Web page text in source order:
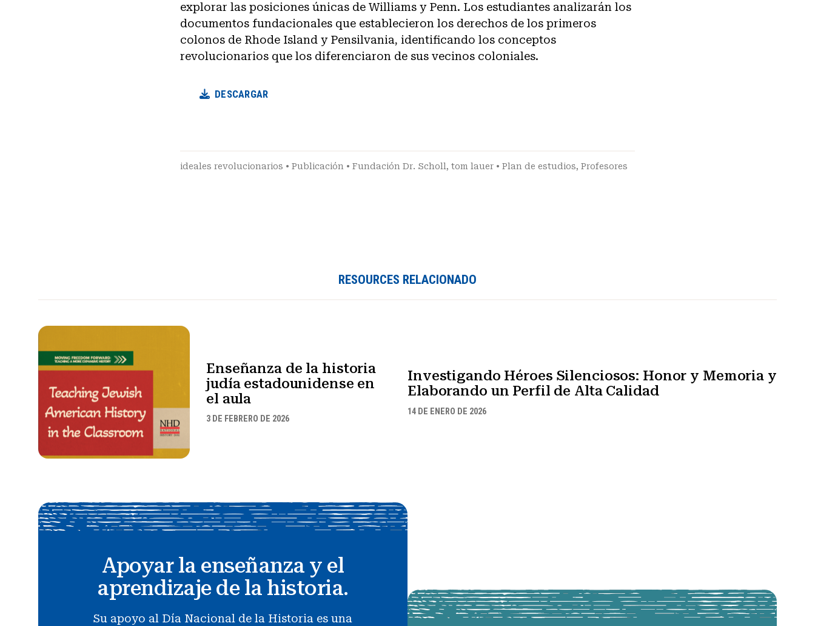
explorar las posiciones únicas de Williams y Penn. Los estudiantes analizarán los
documentos fundacionales que establecieron los derechos de los primeros
colonos de Rhode Island y Pensilvania, identificando los conceptos
revolucionarios que los diferenciaron de sus vecinos coloniales.
DESCARGAR
ideales revolucionarios • Publicación • Fundación Dr. Scholl , tom lauer • Plan de estudios, Profesores
RESOURCES RELACIONADO
Enseñanza de la historia
judía estadounidense en
el aula
3 DE FEBRERO DE 2026
Investigando Héroes Silenciosos: Honor y Memoria y
Elaborando un Perfil de Alta Calidad
14 DE ENERO DE 2026
Apoyar la enseñanza y el
aprendizaje de la historia.
Su apoyo al Día Nacional de la Historia es una